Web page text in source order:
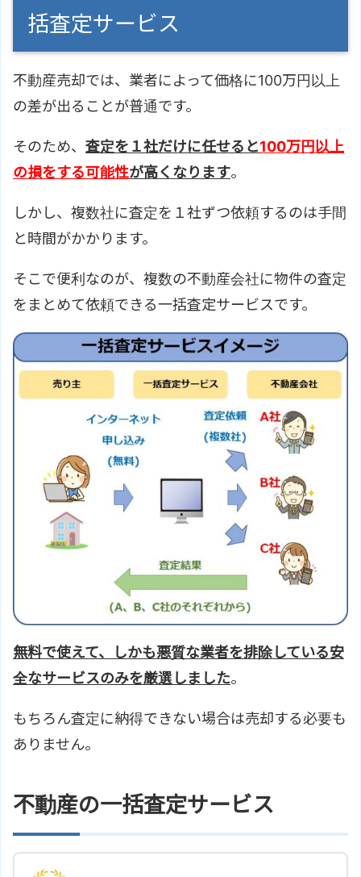
括査定サービス
不動産売却では、業者によって価格に100万円以上
の差が出ることが普通です。
そのため、 査定を１社だけに任せると100万円以上
の損をする可能性が高くなります。
しかし、複数社に査定を１社ずつ依頼するのは手間
と時間がかかります。
そこで便利なのが、複数の不動産会社に物件の査定
をまとめて依頼できる一括査定サービスです。
無料で使えて、しかも悪質な業者を排除している安
全なサービスのみを厳選しました。
もちろん査定に納得できない場合は売却する必要も
ありません。
不動産の一括査定サービス